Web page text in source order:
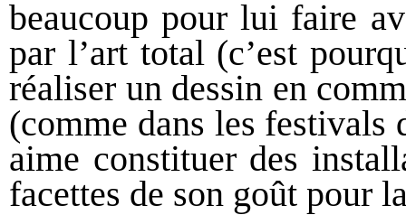
beaucoup pour lui faire
par l’art total (c’est
réaliser un dessin en
(comme dans les festivals
aime constituer des
facettes de son goût pour